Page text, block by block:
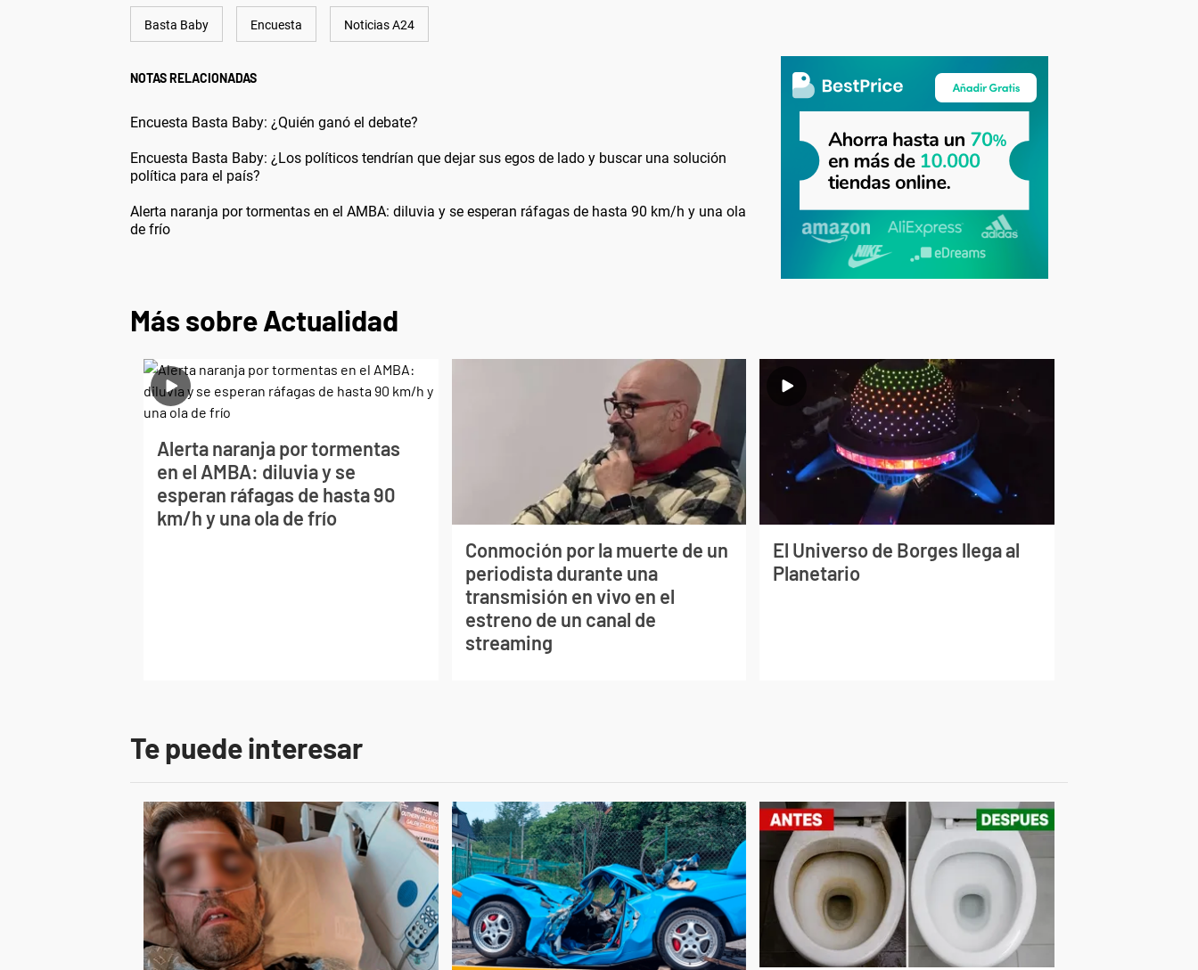
Basta Baby Encuesta Noticias A24
NOTAS RELACIONADAS
Encuesta Basta Baby: ¿Quién ganó el debate?
Encuesta Basta Baby: ¿Los políticos tendrían que dejar sus egos de lado y buscar una solución
política para el país?
Alerta naranja por tormentas en el AMBA: diluvia y se esperan ráfagas de hasta 90 km/h y una ola
de frío
Más sobre Actualidad
Alerta naranja por tormentas
en el AMBA: diluvia y se
esperan ráfagas de hasta 90
km/h y una ola de frío
Conmoción por la muerte de un
periodista durante una
transmisión en vivo en el
estreno de un canal de
streaming
El Universo de Borges llega al
Planetario
Te puede interesar